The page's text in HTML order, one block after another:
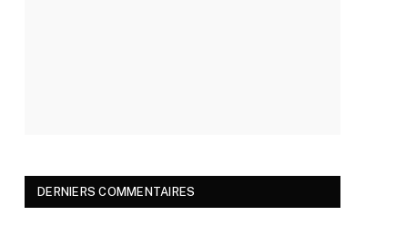
DERNIERS COMMENTAIRES